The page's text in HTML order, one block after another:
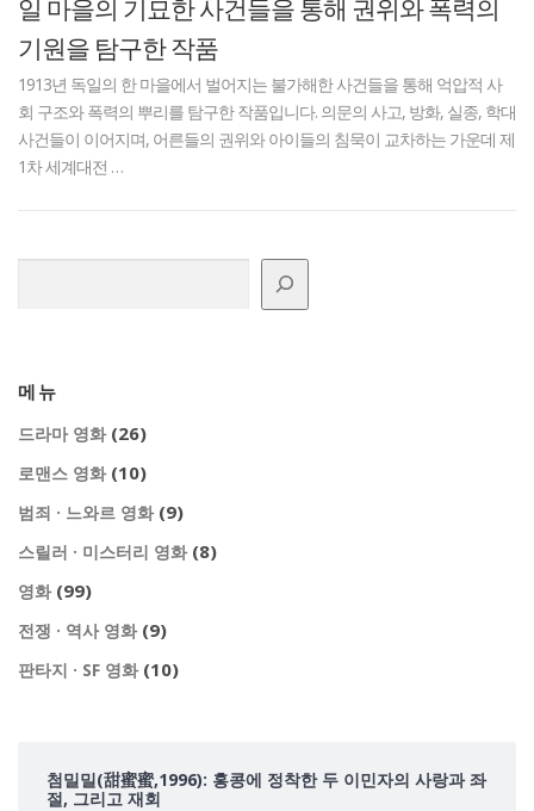
일 마을의 기묘한 사건들을 통해 권위와 폭력의
기원을 탐구한 작품
1913년 독일의 한 마을에서 벌어지는 불가해한 사건들을 통해 억압적 사
회 구조와 폭력의 뿌리를 탐구한 작품입니다. 의문의 사고, 방화, 실종, 학대
사건들이 이어지며, 어른들의 권위와 아이들의 침묵이 교차하는 가운데 제
1차 세계대전 …
메뉴
드라마 영화(26)
로맨스 영화(10)
범죄 · 느와르 영화(9)
스릴러 · 미스터리 영화(8)
영화(99)
전쟁 · 역사 영화(9)
판타지 · SF 영화(10)
첨밀밀(甜蜜蜜,1996): 홍콩에 정착한 두 이민자의 사랑과 좌
절, 그리고 재회